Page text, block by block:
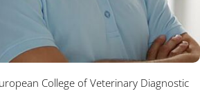
College of Veterinary Diagnostic